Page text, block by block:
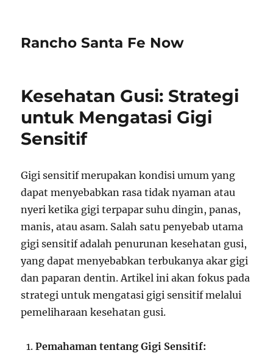
Rancho Santa Fe Now
Kesehatan Gusi: Strategi
untuk Mengatasi Gigi
Sensitif
Gigi sensitif merupakan kondisi umum yang
dapat menyebabkan rasa tidak nyaman atau
nyeri ketika gigi terpapar suhu dingin, panas,
manis, atau asam. Salah satu penyebab utama
gigi sensitif adalah penurunan kesehatan gusi,
yang dapat menyebabkan terbukanya akar gigi
dan paparan dentin. Artikel ini akan fokus pada
strategi untuk mengatasi gigi sensitif melalui
pemeliharaan kesehatan gusi.
Pemahaman tentang Gigi Sensitif: